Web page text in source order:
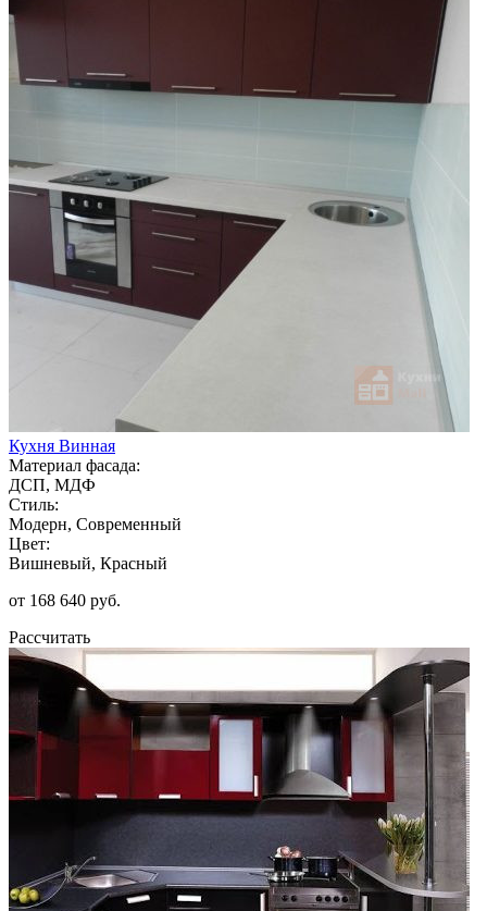
Кухня Винная
Материал фасада:
ДСП, МДФ
Стиль:
Модерн, Современный
Цвет:
Вишневый, Красный
от 168 640 руб.
Рассчитать